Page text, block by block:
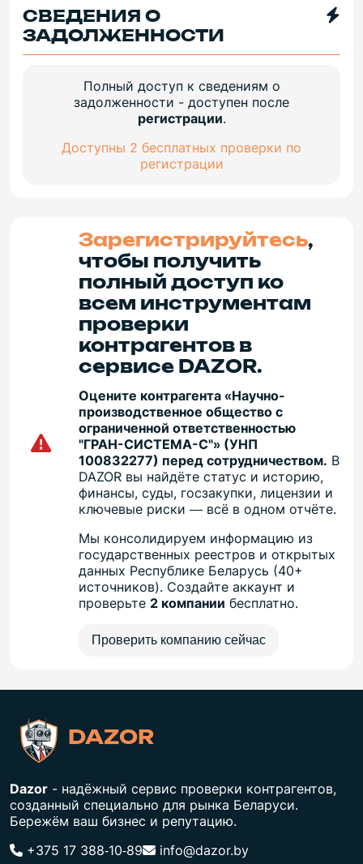
СВЕДЕНИЯ О
ЗАДОЛЖЕННОСТИ
Полный доступ к сведениям о
задолженности - доступен после
регистрации.
Доступны 2 бесплатных проверки по
регистрации
Зарегистрируйтесь,
чтобы получить
полный доступ ко
всем инструментам
проверки
контрагентов в
сервисе DAZOR.
Оцените контрагента «Научно-
производственное общество с
ограниченной ответственностью
"ГРАН-СИСТЕМА-С"» (УНП
100832277) перед сотрудничеством. В
DAZOR вы найдёте статус и историю,
финансы, суды, госзакупки, лицензии и
ключевые риски — всё в одном отчёте.
Мы консолидируем информацию из
государственных реестров и открытых
данных Республике Беларусь (40+
источников). Создайте аккаунт и
проверьте2 компании бесплатно.
Проверить компанию сейчас
DAZOR
Dazor - надёжный сервис проверки контрагентов,
созданный специально для рынка Беларуси.
Бережём ваш бизнес и репутацию.
+375 17 388‑10‑89
info@dazor.by